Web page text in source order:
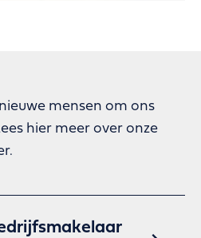
mensen om ons
hier meer over onze